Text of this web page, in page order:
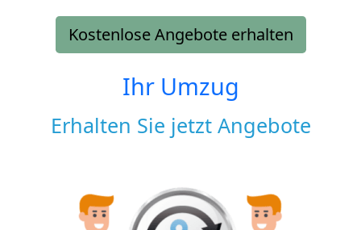
Kostenlose Angebote erhalten
Ihr Umzug
Erhalten Sie jetzt Angebote